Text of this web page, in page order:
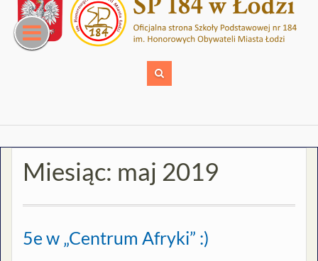
content
Miesiąc: maj 2019
5e w „Centrum Afryki” :)